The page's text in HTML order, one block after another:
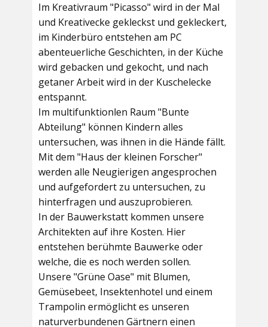
Im Kreativraum "Picasso" wird in der Mal
und Kreativecke gekleckst und gekleckert,
im Kinderbüro entstehen am PC
abenteuerliche Geschichten, in der Küche
wird gebacken und gekocht, und nach
getaner Arbeit wird in der Kuschelecke
entspannt.
Im multifunktionlen Raum "Bunte
Abteilung" können Kindern alles
untersuchen, was ihnen in die Hände fällt.
Mit dem "Haus der kleinen Forscher"
werden alle Neugierigen angesprochen
und aufgefordert zu untersuchen, zu
hinterfragen und auszuprobieren.
In der Bauwerkstatt kommen unsere
Architekten auf ihre Kosten. Hier
entstehen berühmte Bauwerke oder
welche, die es noch werden sollen.
Unsere "Grüne Oase" mit Blumen,
Gemüsebeet, Insektenhotel und einem
Trampolin ermöglicht es unseren
naturverbundenen Gärtnern einen